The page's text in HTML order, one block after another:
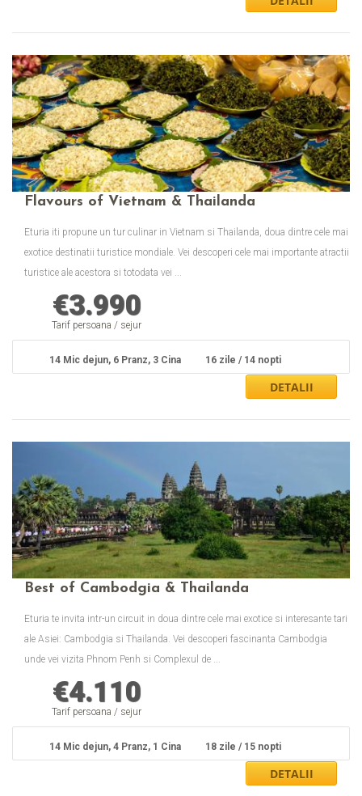
Flavours of Vietnam & Thailanda
Eturia iti propune un tur culinar in Vietnam si Thailanda, doua dintre cele mai
exotice destinatii turistice mondiale. Vei descoperi cele mai importante atractii
turistice ale acestora si totodata vei ...
€3.990
Tarif persoana / sejur
14 Mic dejun, 6 Pranz, 3 Cina 16 zile / 14 nopti
Best of Cambodgia & Thailanda
Eturia te invita intr-un circuit in doua dintre cele mai exotice si interesante tari
ale Asiei: Cambodgia si Thailanda. Vei descoperi fascinanta Cambodgia
unde vei vizita Phnom Penh si Complexul de ...
€4.110
Tarif persoana / sejur
14 Mic dejun, 4 Pranz, 1 Cina 18 zile / 15 nopti